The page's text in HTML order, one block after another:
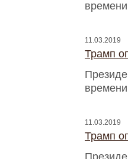
времени
11.03.2019
Трамп
времени
11.03.2019
Трамп